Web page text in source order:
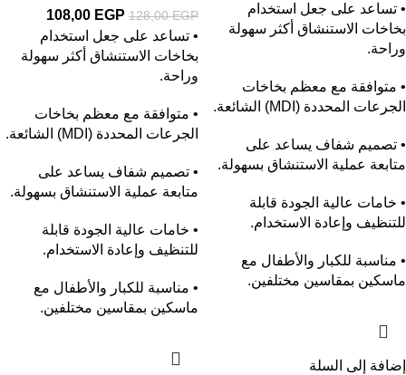
• تساعد على جعل استخدام
بخاخات الاستنشاق أكثر سهولة
وراحة.
• متوافقة مع معظم بخاخات
الجرعات المحددة (MDI) الشائعة.
• تصميم شفاف يساعد على
متابعة عملية الاستنشاق بسهولة.
• خامات عالية الجودة قابلة
للتنظيف وإعادة الاستخدام.
• مناسبة للكبار والأطفال مع
ماسكين بمقاسين مختلفين.
إضافة إلى السلة
128,00EGP
108,00 EGP
• تساعد على جعل استخدام
بخاخات الاستنشاق أكثر سهولة
وراحة.
• متوافقة مع معظم بخاخات
الجرعات المحددة (MDI) الشائعة.
• تصميم شفاف يساعد على
متابعة عملية الاستنشاق بسهولة.
• خامات عالية الجودة قابلة
للتنظيف وإعادة الاستخدام.
• مناسبة للكبار والأطفال مع
ماسكين بمقاسين مختلفين.